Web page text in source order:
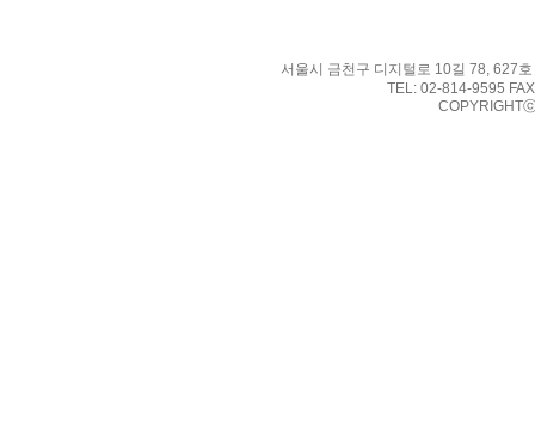
서울시 금천구 디지털로 10길 78, 627
TEL: 02-814-9595